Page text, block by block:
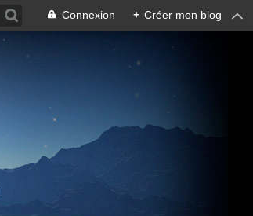
Connexion + Créer mon blog